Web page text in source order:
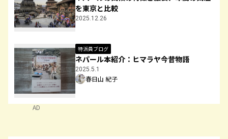
を東京と比較
2025.12.26
特派員ブログ
ネパール本紹介：ヒマラヤ今昔物語
2025.5.1
春日山 紀子
AD